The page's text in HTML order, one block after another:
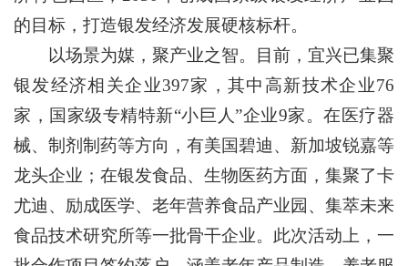
的目标，打造银发经济发展硬核标杆。
以场景为媒，聚产业之智。目前，宜兴已集聚
银发经济相关企业397家，其中高新技术企业76
家，国家级专精特新“小巨人”企业9家。在医疗器
械、制剂制药等方向，有美国碧迪、新加坡锐嘉等
龙头企业；在银发食品、生物医药方面，集聚了卡
尤迪、励成医学、老年营养食品产业园、集萃未来
食品技术研究所等一批骨干企业。此次活动上，一